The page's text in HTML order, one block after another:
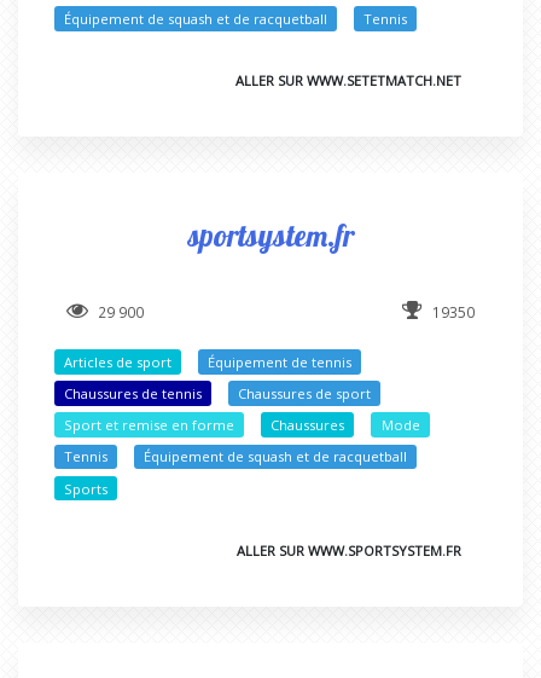
Équipement de squash et de racquetball Tennis
ALLER SUR WWW.SETETMATCH.NET
sportsystem.fr
29 900 19350
Articles de sport
Équipement de tennis
Chaussures de tennis
Chaussures de sport
Sport et remise en forme
Chaussures
Mode
Tennis
Équipement de squash et de racquetball
Sports
ALLER SUR WWW.SPORTSYSTEM.FR